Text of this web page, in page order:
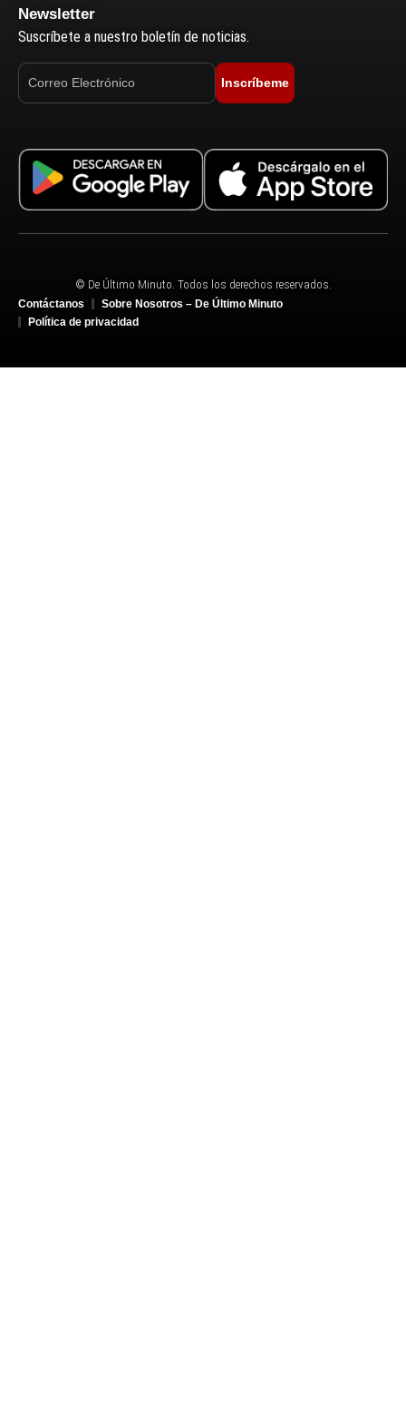
Newsletter
Suscríbete a nuestro boletín de noticias.
Inscríbeme
© De Último Minuto. Todos los derechos reservados.
Contáctanos
Sobre Nosotros – De Último Minuto
Política de privacidad